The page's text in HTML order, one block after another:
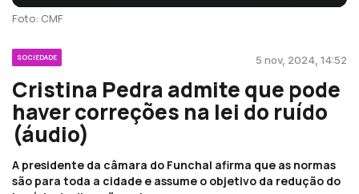
Foto: CMF
SOCIEDADE 5 nov, 2024, 14:52
Cristina Pedra admite que pode
haver correções na lei do ruído
(áudio)
A presidente da câmara do Funchal afirma que as normas
são para toda a cidade e assume o objetivo da redução do